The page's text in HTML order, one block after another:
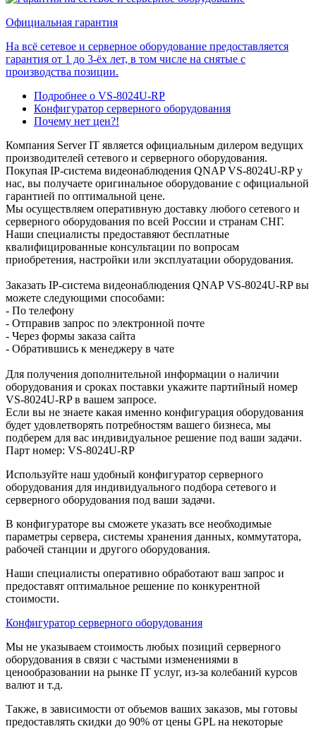
Официальная гарантия
На всё сетевое и серверное оборудование предоставляется
гарантия от 1 до 3-ёх лет, в том числе на снятые с
производства позиции.
Подробнее о VS-8024U-RP
Конфигуратор серверного оборудования
Почему нет цен?!
Компания Server IT является официальным дилером ведущих
производителей сетевого и серверного оборудования.
Покупая IP-система видеонаблюдения QNAP VS-8024U-RP у
нас, вы получаете оригинальное оборудование с официальной
гарантией по оптимальной цене.
Мы осуществляем оперативную доставку любого сетевого и
серверного оборудования по всей России и странам СНГ.
Наши специалисты предоставяют бесплатные
квалифицированные консультации по вопросам
приобретения, настройки или эксплуатации оборудования.
Заказать IP-система видеонаблюдения QNAP VS-8024U-RP вы
можете следующими способами:
- По телефону
- Отправив запрос по электронной почте
- Через формы заказа сайта
- Обратившись к менеджеру в чате
Для получения дополнительной информации о наличии
оборудования и сроках поставки укажите партийный номер
VS-8024U-RP в вашем запросе.
Если вы не знаете какая именно конфигурация оборудования
будет удовлетворять потребностям вашего бизнеса, мы
подберем для вас индивидуальное решение под ваши задачи.
Парт номер: VS-8024U-RP
Используйте наш удобный конфигуратор серверного
оборудования для индивидуального подбора сетевого и
серверного оборудования под ваши задачи.
В конфигураторе вы сможете указать все необходимые
параметры сервера, системы хранения данных, коммутатора,
рабочей станции и другого оборудования.
Наши специалисты оперативно обработают ваш запрос и
предоставят оптимальное решение по конкурентной
стоимости.
Конфигуратор серверного оборудования
Мы не указываем стоимость любых позиций серверного
оборудования в связи с частыми изменениями в
ценообразовании на рынке IT услуг, из-за колебаний курсов
валют и т.д.
Также, в зависимости от объемов ваших заказов, мы готовы
предоставлять скидки до 90% от цены GPL на некоторые